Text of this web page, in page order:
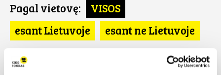
Pagal vietovę:
VISOS
esant Lietuvoje
esant ne Lietuvoje
Pagal šalį: